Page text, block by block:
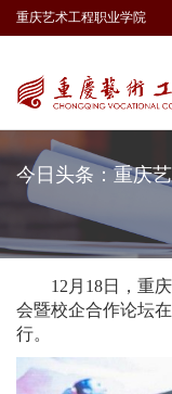
重庆艺术工程职业学院
今日头条：重庆
12月18日，重
会暨校企合作论坛
行。